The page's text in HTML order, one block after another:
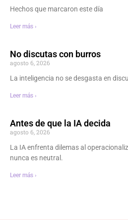
Hechos que marcaron este día
Leer más ›
No discutas con burros
agosto 6, 2026
La inteligencia no se desgasta en
Leer más ›
Antes de que la IA decida
agosto 6, 2026
La IA enfrenta dilemas al
nunca es neutral.
Leer más ›